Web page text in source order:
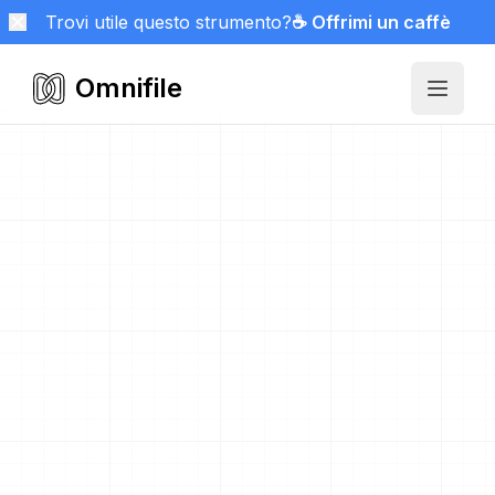
Trovi utile questo strumento?☕ Offrimi un caffè
Omnifile